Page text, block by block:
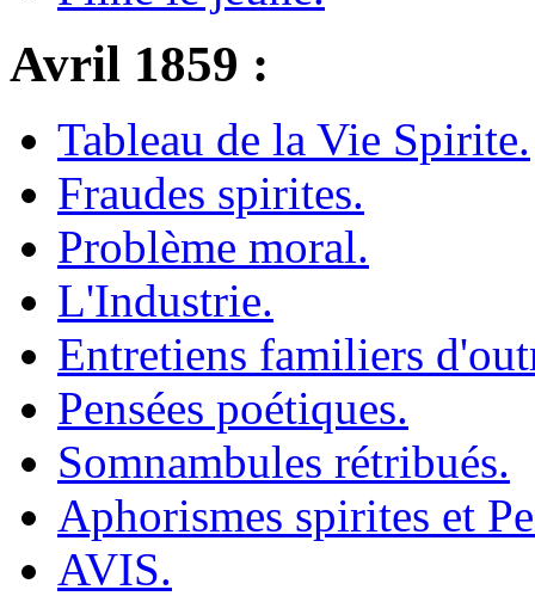
Avril 1859 :
Tableau de la Vie Spirite.
Fraudes spirites.
Problème moral.
L'Industrie.
Entretiens familiers
Pensées poétiques.
Somnambules rétribués.
Aphorismes spirites et
AVIS.